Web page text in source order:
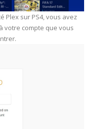
Plex sur PS4, vous avez
votre compte que vous